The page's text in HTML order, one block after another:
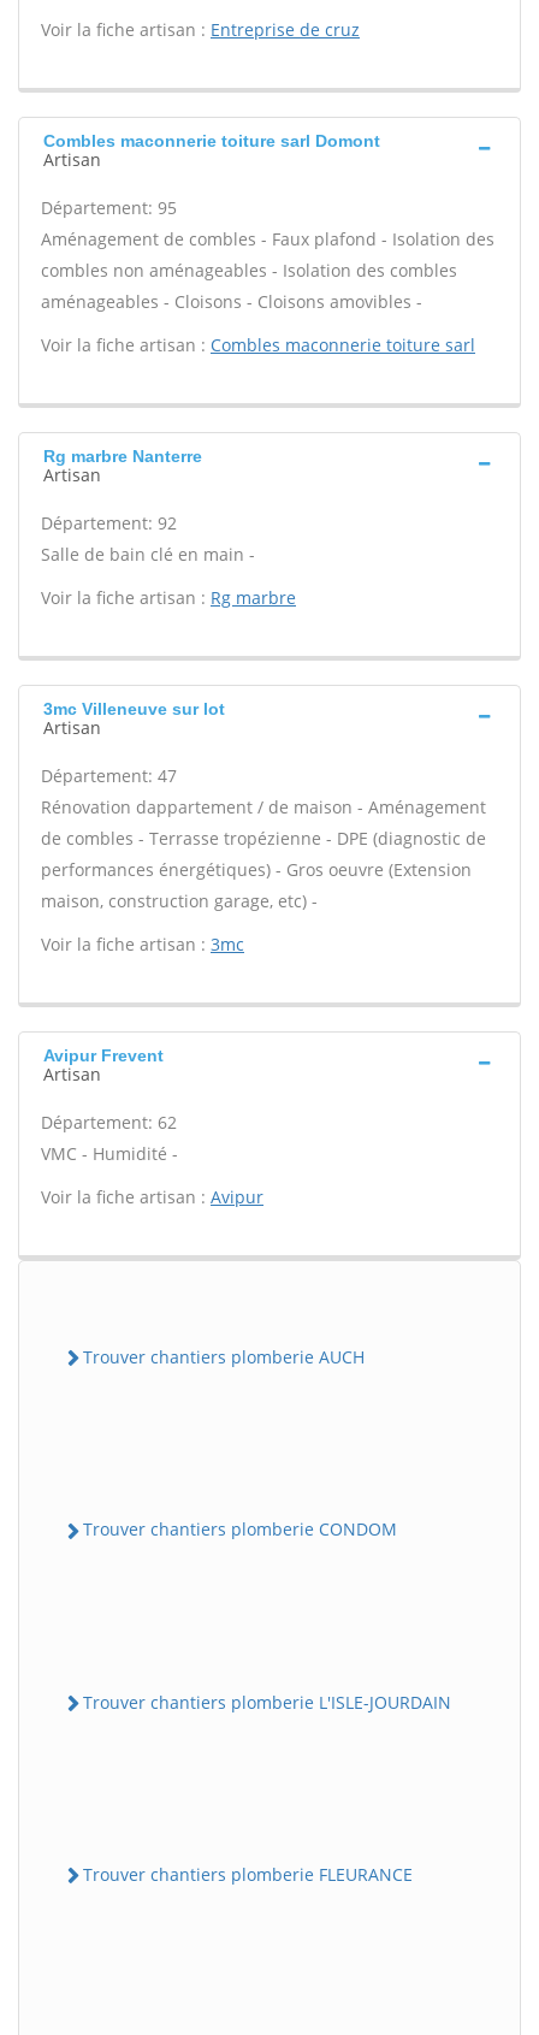
Voir la fiche artisan : Entreprise de cruz
Combles maconnerie toiture sarl Domont
Artisan
Département: 95
Aménagement de combles - Faux plafond - Isolation des
combles non aménageables - Isolation des combles
aménageables - Cloisons - Cloisons amovibles -
Voir la fiche artisan : Combles maconnerie toiture sarl
Rg marbre Nanterre
Artisan
Département: 92
Salle de bain clé en main -
Voir la fiche artisan : Rg marbre
3mc Villeneuve sur lot
Artisan
Département: 47
Rénovation dappartement / de maison - Aménagement
de combles - Terrasse tropézienne - DPE (diagnostic de
performances énergétiques) - Gros oeuvre (Extension
maison, construction garage, etc) -
Voir la fiche artisan : 3mc
Avipur Frevent
Artisan
Département: 62
VMC - Humidité -
Voir la fiche artisan : Avipur
Trouver chantiers plomberie AUCH
Trouver chantiers plomberie CONDOM
Trouver chantiers plomberie L'ISLE-JOURDAIN
Trouver chantiers plomberie FLEURANCE